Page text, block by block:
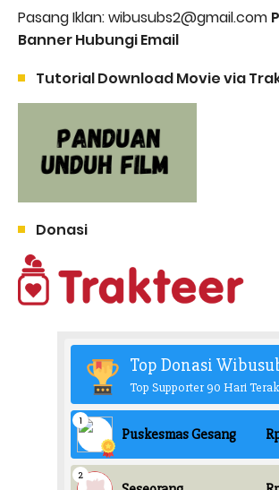
Pasang Iklan: wibusubs2@gmail.com
Banner Hubungi Email
Tutorial Download Movie via
Donasi